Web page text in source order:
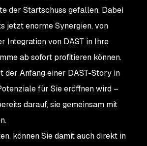
der Startschuss gefallen. Dabei
jetzt enorme Synergien, von
Integration von DAST in Ihre
ab sofort profitieren können.
der Anfang einer DAST-Story in
für Sie eröffnen wird –
darauf, sie gemeinsam mit
können Sie damit auch direkt in